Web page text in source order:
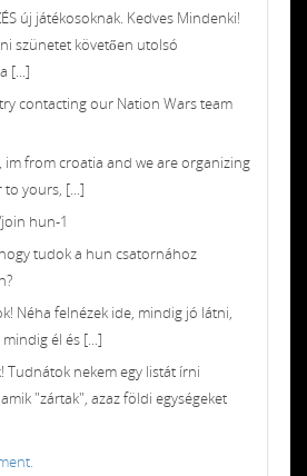
új játékosoknak. Kedves Mindenki!
szünetet követően utolsó
[...]
contacting our Nation Wars team
im from croatia and we are organizing
to yours, [...]
hun-1
tudok a hun csatornához
Néha felnézek ide, mindig jó látni,
él és [...]
Tudnátok nekem egy listát írni
"zártak", azaz földi egységeket